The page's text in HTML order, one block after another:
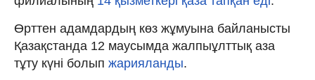
Өрттен адамдардың көз жұмуына байланысты
Қазақстанда 12 маусымда жалпыұлттық аза
тұту күні болып жарияланды.